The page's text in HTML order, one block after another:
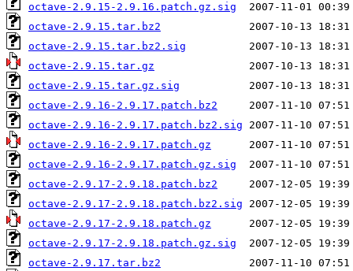
octave-2.9.15-2.9.16.patch.gz.sig
octave-2.9.15.tar.bz2
octave-2.9.15.tar.bz2.sig
octave-2.9.15.tar.gz
octave-2.9.15.tar.gz.sig
octave-2.9.16-2.9.17.patch.bz2
octave-2.9.16-2.9.17.patch.bz2.sig
octave-2.9.16-2.9.17.patch.gz
octave-2.9.16-2.9.17.patch.gz.sig
octave-2.9.17-2.9.18.patch.bz2
octave-2.9.17-2.9.18.patch.bz2.sig
octave-2.9.17-2.9.18.patch.gz
octave-2.9.17-2.9.18.patch.gz.sig
octave-2.9.17.tar.bz2